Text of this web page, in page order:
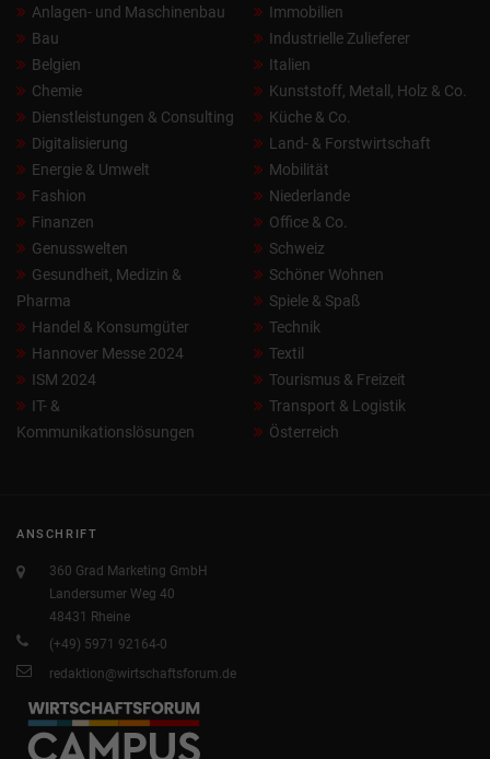
Anlagen- und Maschinenbau
Bau
Belgien
Chemie
Dienstleistungen & Consulting
Digitalisierung
Energie & Umwelt
Fashion
Finanzen
Genusswelten
Gesundheit, Medizin &
Pharma
Handel & Konsumgüter
Hannover Messe 2024
ISM 2024
IT- &
Kommunikationslösungen
Immobilien
Industrielle Zulieferer
Italien
Kunststoff, Metall, Holz & Co.
Küche & Co.
Land- & Forstwirtschaft
Mobilität
Niederlande
Office & Co.
Schweiz
Schöner Wohnen
Spiele & Spaß
Technik
Textil
Tourismus & Freizeit
Transport & Logistik
Österreich
ANSCHRIFT
360 Grad Marketing GmbH
Landersumer Weg 40
48431 Rheine
(+49) 5971 92164-0
redaktion@wirtschaftsforum.de